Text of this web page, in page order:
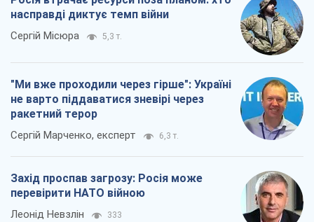
насправді диктує темп війни
Сергій Місюра 5,3 т.
"Ми вже проходили через гірше": Україні
не варто піддаватися зневірі через
ракетний терор
Сергій Марченко, експерт 6,3 т.
Захід проспав загрозу: Росія може
перевірити НАТО війною
Леонід Невзлін 333